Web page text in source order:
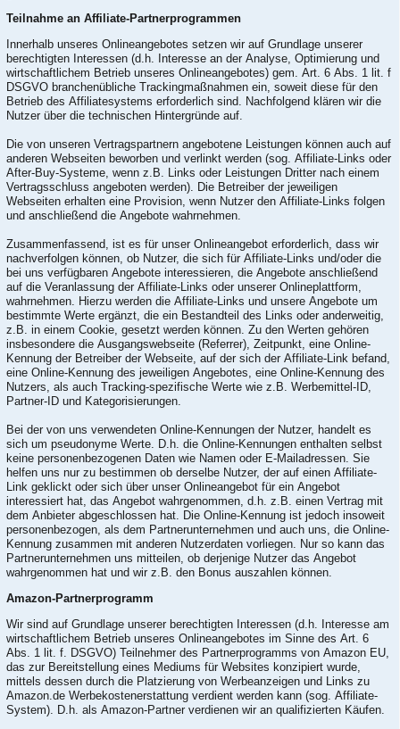
Teilnahme an Affiliate-Partnerprogrammen
Innerhalb unseres Onlineangebotes setzen wir auf Grundlage unserer
berechtigten Interessen (d.h. Interesse an der Analyse, Optimierung und
wirtschaftlichem Betrieb unseres Onlineangebotes) gem. Art. 6 Abs. 1 lit. f
DSGVO branchenübliche Trackingmaßnahmen ein, soweit diese für den
Betrieb des Affiliatesystems erforderlich sind. Nachfolgend klären wir die
Nutzer über die technischen Hintergründe auf.
Die von unseren Vertragspartnern angebotene Leistungen können auch auf
anderen Webseiten beworben und verlinkt werden (sog. Affiliate-Links oder
After-Buy-Systeme, wenn z.B. Links oder Leistungen Dritter nach einem
Vertragsschluss angeboten werden). Die Betreiber der jeweiligen
Webseiten erhalten eine Provision, wenn Nutzer den Affiliate-Links folgen
und anschließend die Angebote wahrnehmen.
Zusammenfassend, ist es für unser Onlineangebot erforderlich, dass wir
nachverfolgen können, ob Nutzer, die sich für Affiliate-Links und/oder die
bei uns verfügbaren Angebote interessieren, die Angebote anschließend
auf die Veranlassung der Affiliate-Links oder unserer Onlineplattform,
wahrnehmen. Hierzu werden die Affiliate-Links und unsere Angebote um
bestimmte Werte ergänzt, die ein Bestandteil des Links oder anderweitig,
z.B. in einem Cookie, gesetzt werden können. Zu den Werten gehören
insbesondere die Ausgangswebseite (Referrer), Zeitpunkt, eine Online-
Kennung der Betreiber der Webseite, auf der sich der Affiliate-Link befand,
eine Online-Kennung des jeweiligen Angebotes, eine Online-Kennung des
Nutzers, als auch Tracking-spezifische Werte wie z.B. Werbemittel-ID,
Partner-ID und Kategorisierungen.
Bei der von uns verwendeten Online-Kennungen der Nutzer, handelt es
sich um pseudonyme Werte. D.h. die Online-Kennungen enthalten selbst
keine personenbezogenen Daten wie Namen oder E-Mailadressen. Sie
helfen uns nur zu bestimmen ob derselbe Nutzer, der auf einen Affiliate-
Link geklickt oder sich über unser Onlineangebot für ein Angebot
interessiert hat, das Angebot wahrgenommen, d.h. z.B. einen Vertrag mit
dem Anbieter abgeschlossen hat. Die Online-Kennung ist jedoch insoweit
personenbezogen, als dem Partnerunternehmen und auch uns, die Online-
Kennung zusammen mit anderen Nutzerdaten vorliegen. Nur so kann das
Partnerunternehmen uns mitteilen, ob derjenige Nutzer das Angebot
wahrgenommen hat und wir z.B. den Bonus auszahlen können.
Amazon-Partnerprogramm
Wir sind auf Grundlage unserer berechtigten Interessen (d.h. Interesse am
wirtschaftlichem Betrieb unseres Onlineangebotes im Sinne des Art. 6
Abs. 1 lit. f. DSGVO) Teilnehmer des Partnerprogramms von Amazon EU,
das zur Bereitstellung eines Mediums für Websites konzipiert wurde,
mittels dessen durch die Platzierung von Werbeanzeigen und Links zu
Amazon.de Werbekostenerstattung verdient werden kann (sog. Affiliate-
System). D.h. als Amazon-Partner verdienen wir an qualifizierten Käufen.